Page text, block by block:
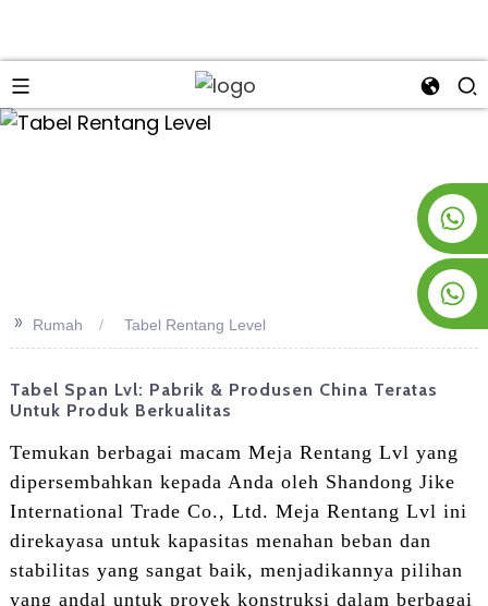
>>
Rumah Tabel Rentang Level
Tabel Span Lvl: Pabrik & Produsen China Teratas
Untuk Produk Berkualitas
Temukan berbagai macam Meja Rentang Lvl yang
dipersembahkan kepada Anda oleh Shandong Jike
International Trade Co., Ltd. Meja Rentang Lvl ini
direkayasa untuk kapasitas menahan beban dan
stabilitas yang sangat baik, menjadikannya pilihan
yang andal untuk proyek konstruksi dalam berbagai